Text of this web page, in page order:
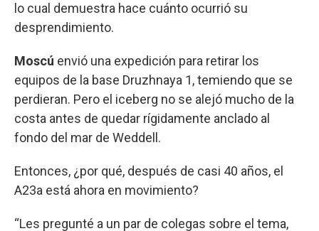
lo cual demuestra hace cuánto ocurrió su
desprendimiento.
Moscú envió una expedición para retirar los
equipos de la base Druzhnaya 1, temiendo que se
perdieran. Pero el iceberg no se alejó mucho de la
costa antes de quedar rígidamente anclado al
fondo del mar de Weddell.
Entonces, ¿por qué, después de casi 40 años, el
A23a está ahora en movimiento?
“Les pregunté a un par de colegas sobre el tema,